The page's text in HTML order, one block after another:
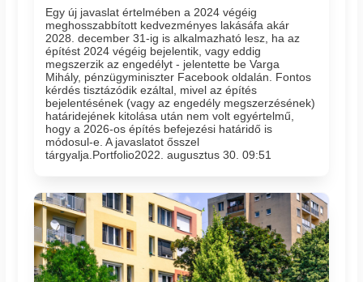
Egy új javaslat értelmében a 2024 végéig
meghosszabbított kedvezményes lakásáfa akár
2028. december 31-ig is alkalmazható lesz, ha az
építést 2024 végéig bejelentik, vagy eddig
megszerzik az engedélyt - jelentette be Varga
Mihály, pénzügyminiszter Facebook oldalán. Fontos
kérdés tisztázódik ezáltal, mivel az építés
bejelentésének (vagy az engedély megszerzésének)
határidejének kitolása után nem volt egyértelmű,
hogy a 2026-os építés befejezési határidő is
módosul-e. A javaslatot ősszel
tárgyalja.Portfolio2022. augusztus 30. 09:51